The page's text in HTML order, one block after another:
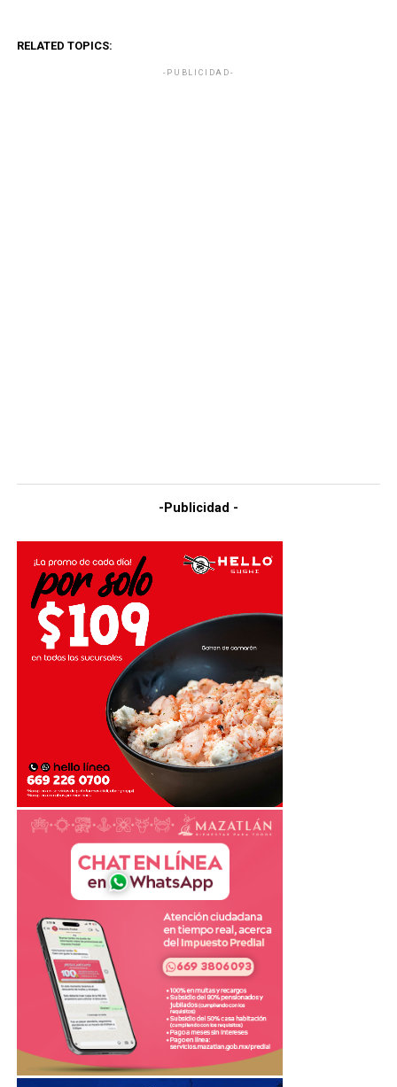
RELATED TOPICS:
-PUBLICIDAD-
-Publicidad -